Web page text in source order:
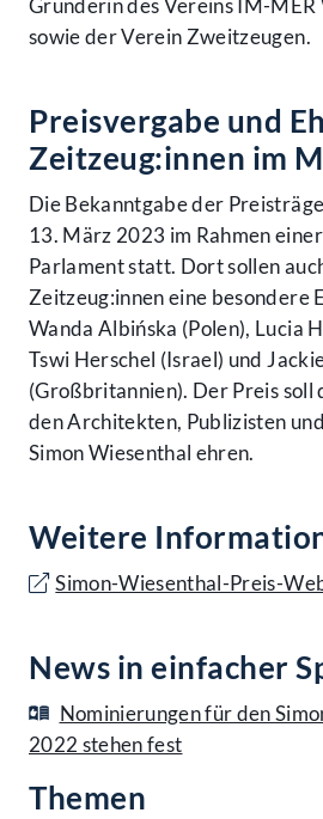
Gründerin des Vereins IM-
sowie der Verein Zweitzeugen.
Preisvergabe und
Zeitzeug:innen im
Die Bekanntgabe der
13. März 2023 im Rahmen
Parlament statt. Dort sollen
Zeitzeug:innen eine besondere
Wanda Albińska (Polen), Lucia
Tswi Herschel (Israel) und
(Großbritannien). Der Preis soll
den Architekten, Publizisten
Simon Wiesenthal ehren.
Weitere
Simon-Wiesenthal-Preis-
News in einfacher
Nominierungen für den
2022 stehen fest
Themen